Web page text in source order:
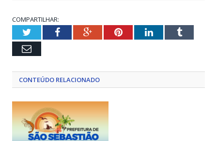
COMPARTILHAR:
TwitterFacebookGoogle+PinterestLinkedInTumblr
Email
CONTEÚDO RELACIONADO